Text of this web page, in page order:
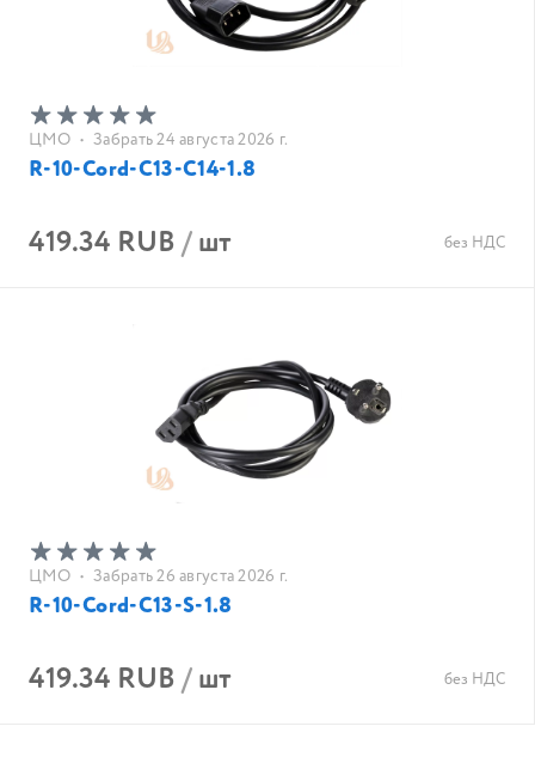
ЦМО • Забрать 24 августа 2026 г.
R-10-Cord-C13-C14-1.8
419.34 RUB/шт без НДС
ЦМО • Забрать 26 августа 2026 г.
R-10-Cord-C13-S-1.8
419.34 RUB/шт без НДС